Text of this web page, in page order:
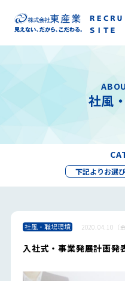
社風
社風・職場環境 2020.04.10（金
入社式・事業発展計画発